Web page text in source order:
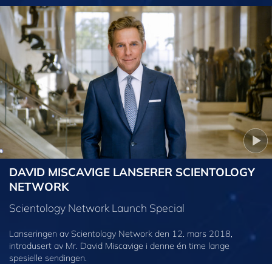
DAVID MISCAVIGE LANSERER SCIENTOLOGY
NETWORK
Scientology Network Launch Special
Lanseringen av Scientology Network den 12. mars 2018,
introdusert av Mr. David Miscavige i denne én time lange
spesielle sendingen.